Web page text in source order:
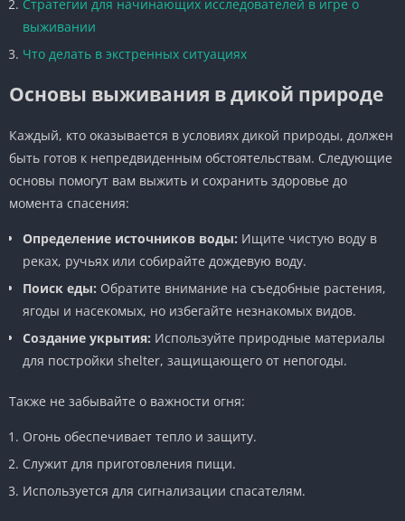
Стратегии для начинающих исследователей в игре о
выживании
Что делать в экстренных ситуациях
Основы выживания в дикой природе
Каждый, кто оказывается в условиях дикой природы, должен
быть готов к непредвиденным обстоятельствам. Следующие
основы помогут вам выжить и сохранить здоровье до
момента спасения:
Определение источников воды: Ищите чистую воду в
реках, ручьях или собирайте дождевую воду.
Поиск еды: Обратите внимание на съедобные растения,
ягоды и насекомых, но избегайте незнакомых видов.
Создание укрытия: Используйте природные материалы
для постройки shelter, защищающего от непогоды.
Также не забывайте о важности огня:
Огонь обеспечивает тепло и защиту.
Служит для приготовления пищи.
Используется для сигнализации спасателям.